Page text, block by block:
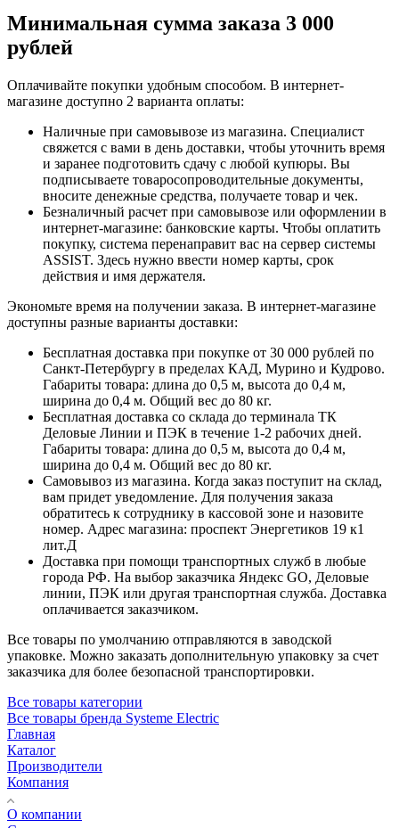
Минимальная сумма заказа 3 000
рублей
Оплачивайте покупки удобным способом. В интернет-
магазине доступно 2 варианта оплаты:
Наличные при самовывозе из магазина. Специалист
свяжется с вами в день доставки, чтобы уточнить время
и заранее подготовить сдачу с любой купюры. Вы
подписываете товаросопроводительные документы,
вносите денежные средства, получаете товар и чек.
Безналичный расчет при самовывозе или оформлении в
интернет-магазине: банковские карты. Чтобы оплатить
покупку, система перенаправит вас на сервер системы
ASSIST. Здесь нужно ввести номер карты, срок
действия и имя держателя.
Экономьте время на получении заказа. В интернет-магазине
доступны разные варианты доставки:
Бесплатная доставка при покупке от 30 000 рублей по
Санкт-Петербургу в пределах КАД, Мурино и Кудрово.
Габариты товара: длина до 0,5 м, высота до 0,4 м,
ширина до 0,4 м. Общий вес до 80 кг.
Бесплатная доставка со склада до терминала ТК
Деловые Линии и ПЭК в течение 1-2 рабочих дней.
Габариты товара: длина до 0,5 м, высота до 0,4 м,
ширина до 0,4 м. Общий вес до 80 кг.
Самовывоз из магазина. Когда заказ поступит на склад,
вам придет уведомление. Для получения заказа
обратитесь к сотруднику в кассовой зоне и назовите
номер. Адрес магазина: проспект Энергетиков 19 к1
лит.Д
Доставка при помощи транспортных служб в любые
города РФ. На выбор заказчика Яндекс GO, Деловые
линии, ПЭК или другая транспортная служба. Доставка
оплачивается заказчиком.
Все товары по умолчанию отправляются в заводской
упаковке. Можно заказать дополнительную упаковку за счет
заказчика для более безопасной транспортировки.
Все товары категории
Все товары бренда Systeme Electric
Главная
Каталог
Производители
Компания
О компании